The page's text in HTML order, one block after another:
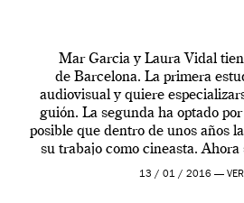
Mar Garcia y Laura Vidal
de Barcelona. La primera
audiovisual y quiere
guión. La segunda ha optado
posible que dentro de unos años
su trabajo como cineasta. Ahora
contarnos una
13 / 01 / 2016 —